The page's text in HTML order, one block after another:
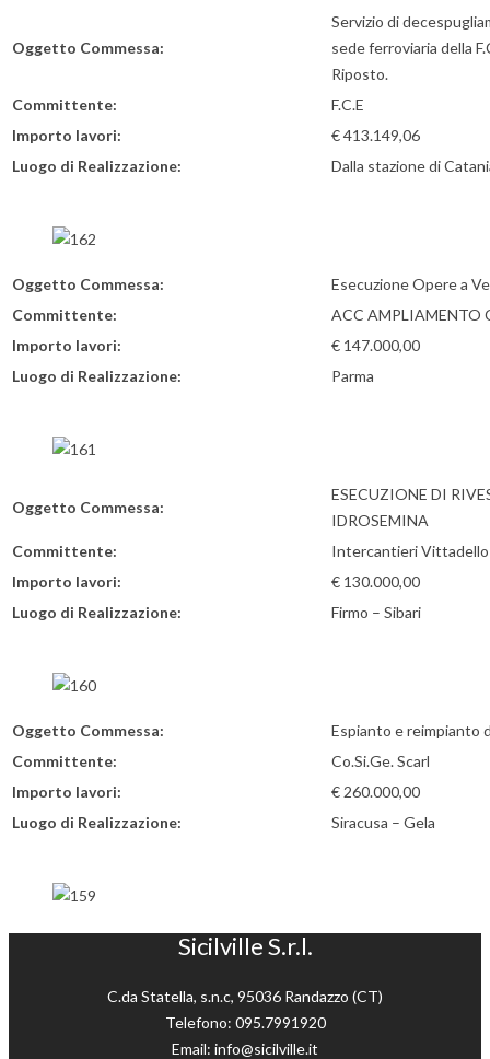
Oggetto Commessa:
Servizio di
sede ferroviaria della
Riposto.
Committente:
F.C.E
Importo lavori:
€ 413.149,06
Luogo di Realizzazione:
Dalla stazione di
Oggetto Commessa:
Esecuzione Opere a
Committente:
ACC AMPLIAMENTO
Importo lavori:
€ 147.000,00
Luogo di Realizzazione:
Parma
Oggetto Commessa:
ESECUZIONE DI
IDROSEMINA
Committente:
Intercantieri Vittadello
Importo lavori:
€ 130.000,00
Luogo di Realizzazione:
Firmo – Sibari
Oggetto Commessa:
Espianto e reimpianto
Committente:
Co.Si.Ge. Scarl
Importo lavori:
€ 260.000,00
Luogo di Realizzazione:
Siracusa – Gela
Sicilville S.r.l.
C.da Statella, s.n.c, 95036 Randazzo (CT)
Telefono: 095.7991920
Email: info@sicilville.it